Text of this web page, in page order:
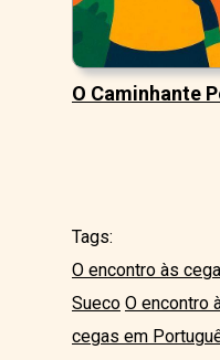
O Caminhante
Tags:
O encontro às
Sueco O encontro
cegas em